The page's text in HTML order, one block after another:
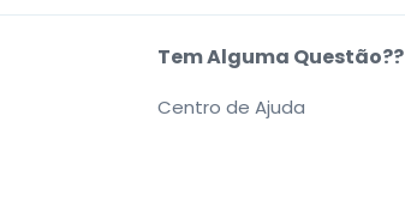
Tem Alguma Questão??
Centro de Ajuda